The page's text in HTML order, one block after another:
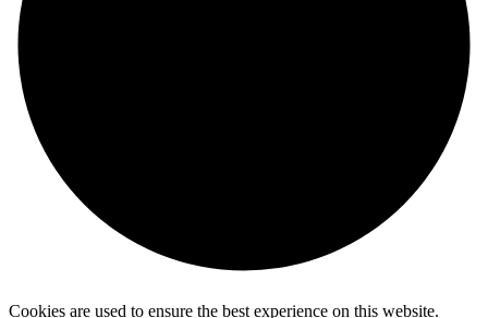
Cookies are used to ensure the best experience on this website.